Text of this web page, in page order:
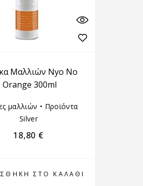
ΣΤΟ ΚΑΛΆΘΙ
Μαλλιών Nyo No
Orange 300ml
μαλλιών • Προϊόντα
Silver
18,80 €